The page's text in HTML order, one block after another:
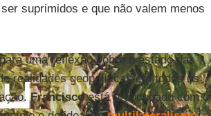
suprimidos e que não valem menos
uma reflexão sobre o estado das
realidades geopolíticas em todos os
Franciscoestá preocupado com o